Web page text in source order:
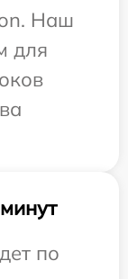
Наш
для
по